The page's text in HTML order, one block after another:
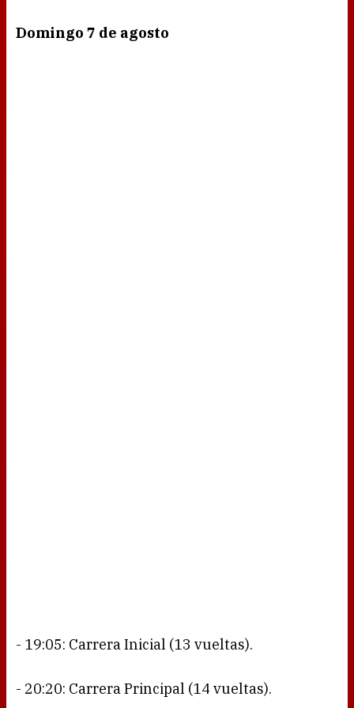
Domingo 7 de agosto
- 19:05: Carrera Inicial (13 vueltas).
- 20:20: Carrera Principal (14 vueltas).